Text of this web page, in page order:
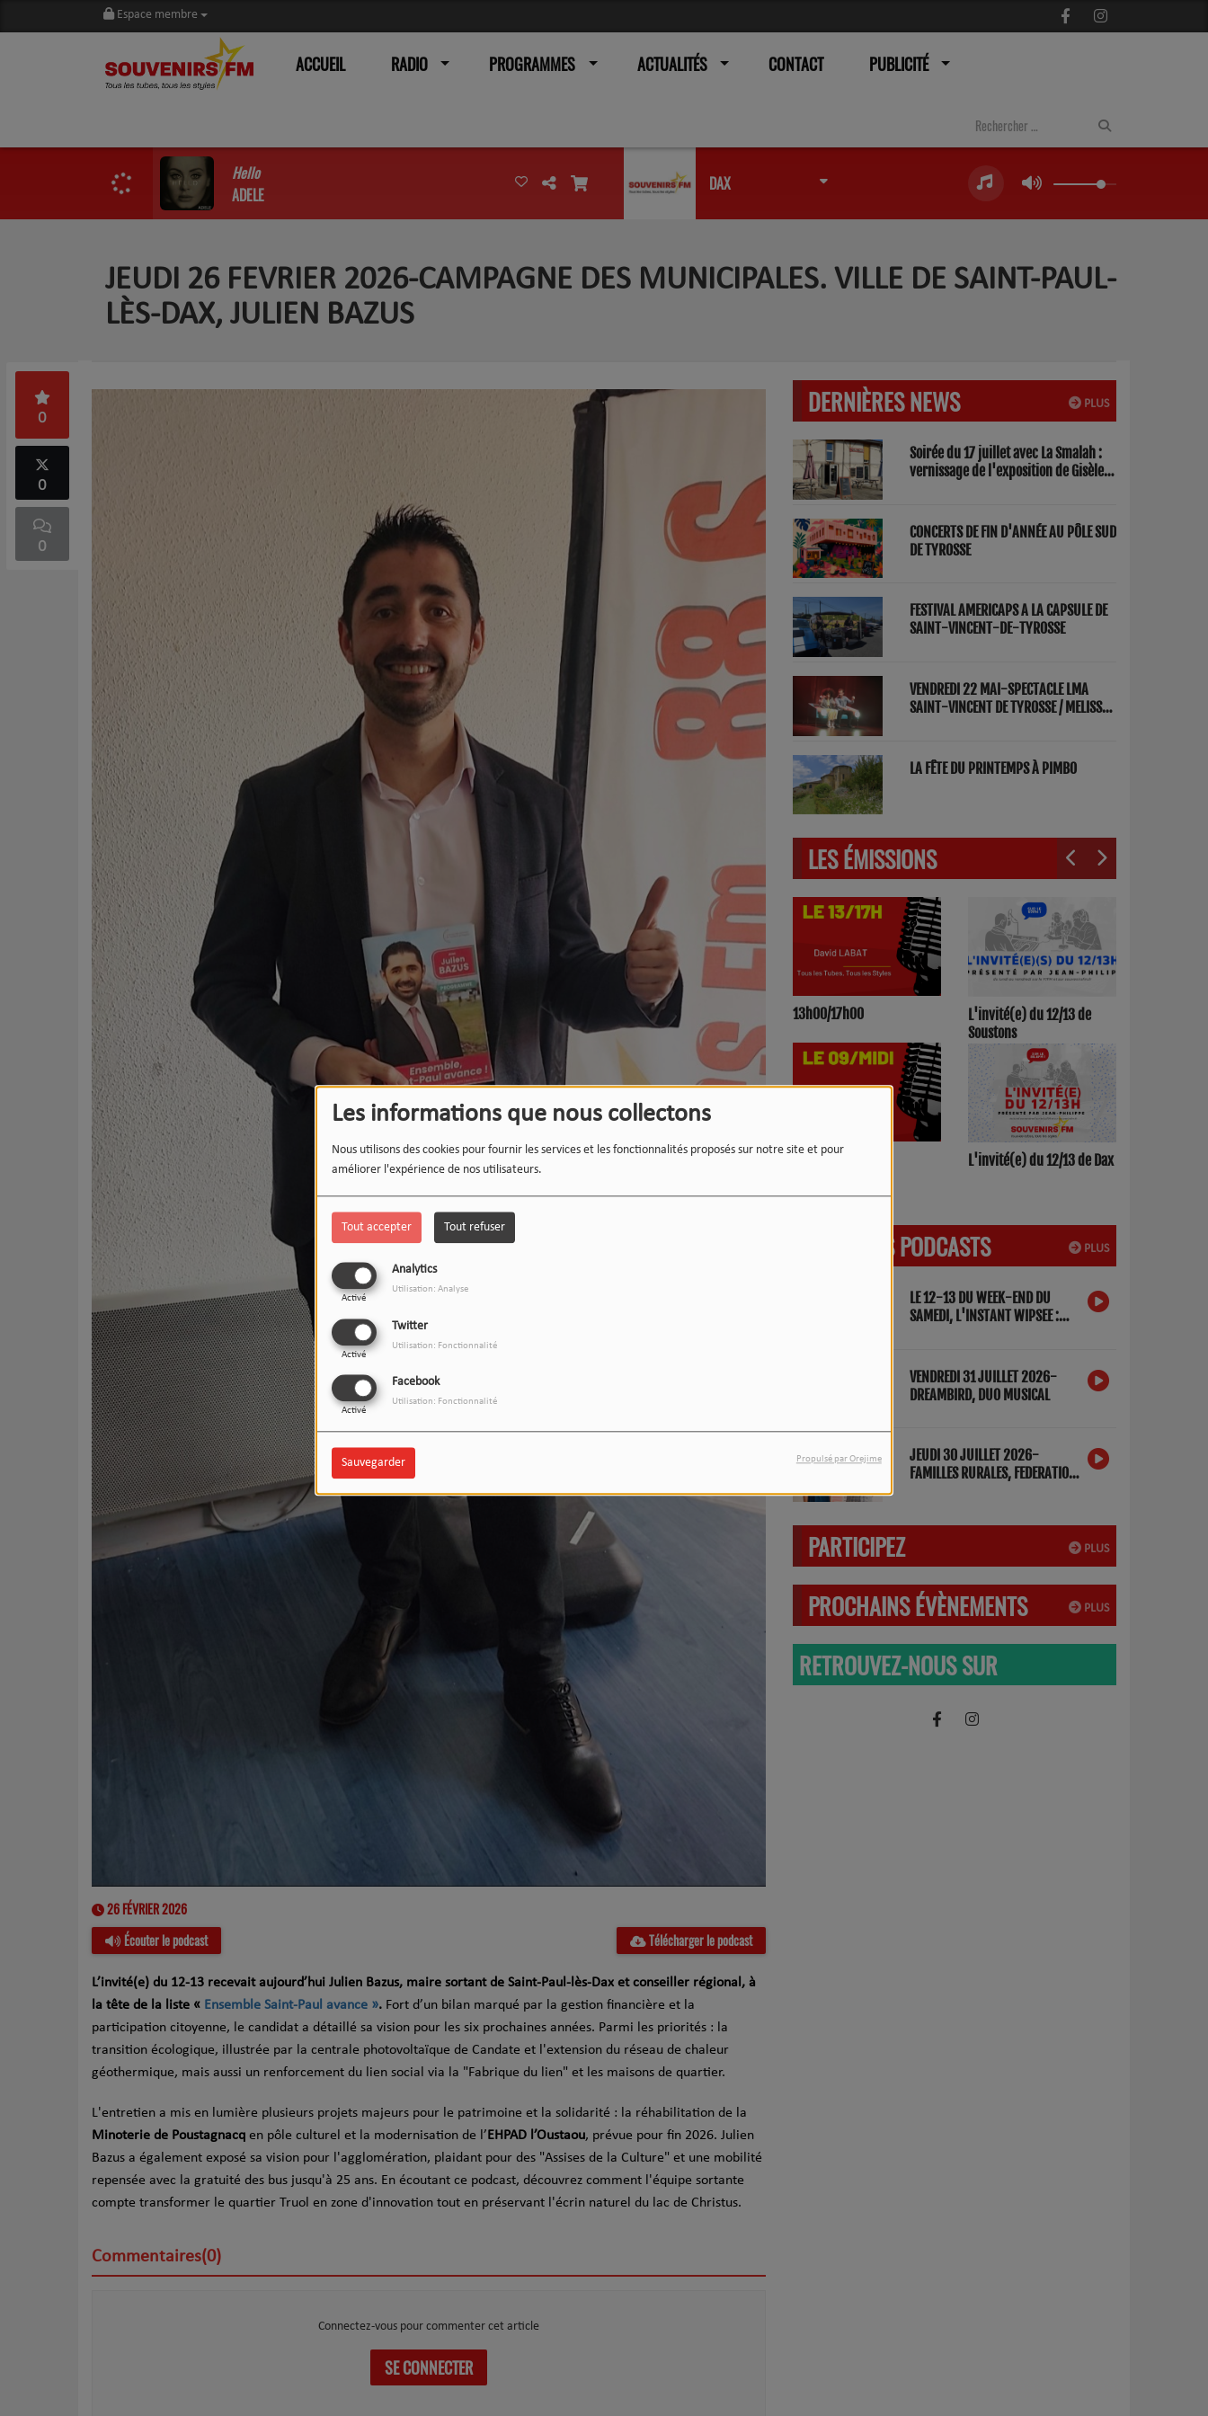
Les informations que nous collectons
Nous utilisons des cookies pour fournir les services et les fonctionnalités proposés sur notre site et pour
améliorer l'expérience de nos utilisateurs.
Tout accepter Tout refuser
Analytics
Activé
Utilisation: Analyse
Twitter
Activé
Utilisation: Fonctionnalité
Facebook
Activé
Utilisation: Fonctionnalité
Sauvegarder Propulsé par Orejime
Espace membre
ACCUEIL RADIO PROGRAMMES ACTUALITÉS CONTACT PUBLICITÉ
Hello
ADELE
DAX
JEUDI 26 FEVRIER 2026-CAMPAGNE DES MUNICIPALES. VILLE DE SAINT-PAUL-
LÈS-DAX, JULIEN BAZUS
0
0
0
26 FÉVRIER 2026
Écouter le podcast
Télécharger le podcast
L’invité(e) du 12-13 recevait aujourd’hui Julien Bazus, maire sortant de Saint-Paul-lès-Dax et conseiller régional, à
la tête de la liste « Ensemble Saint-Paul avance ». Fort d’un bilan marqué par la gestion financière et la
participation citoyenne, le candidat a détaillé sa vision pour les six prochaines années. Parmi les priorités : la
transition écologique, illustrée par la centrale photovoltaïque de Candate et l'extension du réseau de chaleur
géothermique, mais aussi un renforcement du lien social via la "Fabrique du lien" et les maisons de quartier.
L'entretien a mis en lumière plusieurs projets majeurs pour le patrimoine et la solidarité : la réhabilitation de la
Minoterie de Poustagnacq en pôle culturel et la modernisation de l’EHPAD l’Oustaou, prévue pour fin 2026. Julien
Bazus a également exposé sa vision pour l'agglomération, plaidant pour des "Assises de la Culture" et une mobilité
repensée avec la gratuité des bus jusqu'à 25 ans. En écoutant ce podcast, découvrez comment l'équipe sortante
compte transformer le quartier Truol en zone d'innovation tout en préservant l'écrin naturel du lac de Christus.
Commentaires(0)
Connectez-vous pour commenter cet article
SE CONNECTER
PLUS
DERNIÈRES NEWS
Soirée du 17 juillet avec La Smalah :
vernissage de l'exposition de Gisèle
CONCERTS DE FIN D'ANNÉE AU PÔLE SUD
DE TYROSSE
FESTIVAL AMERICAPS A LA CAPSULE DE
SAINT-VINCENT-DE-TYROSSE
VENDREDI 22 MAI-SPECTACLE LMA
SAINT-VINCENT DE TYROSSE / MELISSA
LA FÊTE DU PRINTEMPS À PIMBO
LES ÉMISSIONS
LE 12-13 DU WEEK-END :
L'INSTANT WIPSEE
17h/20h - Le Drive
13h00/17h00
9h00/12h00
L'invité(e) du 12/13 de
Soustons
L'invité(e) du 12/13 de Dax
PLUS
DERNIERS PODCASTS
LE 12-13 DU WEEK-END DU
SAMEDI, L'INSTANT WIPSEE :
VENDREDI 31 JUILLET 2026-
DREAMBIRD, DUO MUSICAL
JEUDI 30 JUILLET 2026-
FAMILLES RURALES, FEDERATION
PLUS
PARTICIPEZ
PLUS
PROCHAINS ÉVÈNEMENTS
RETROUVEZ-NOUS SUR